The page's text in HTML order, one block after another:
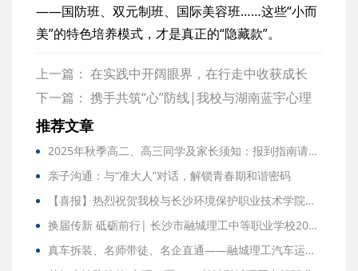
——国防班、双元制班、国际美容班……这些“小而
美”的特色培养模式，才是真正的“隐藏款”。
上一篇： 在实践中开阔眼界，在行走中收获成长
——长沙市融城理工中等职业学校2026年春季研学
实践活动侧记
下一篇： 携手共筑“心”防线|我校与湖南蓝宇心理
签署战略合作协议并举行教职工心理健康讲座
推荐文章
2025年秋季高二、高三同学及家长须知：报到指南请查收！
亲子沟通：与“准大人”对话，解锁青春期和谐密码
【喜报】热烈祝贺我校与长沙环境保护职业技术学院开展3+2分段式教育！可直升全日制大专！
换届传新 砥砺前行| 长沙市融城理工中等职业学校2024年学生会换届选举大会
真车拆装、名师带徒、名企直通——融城理工汽车运用与维修专业这样培养“技术尖兵”